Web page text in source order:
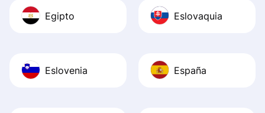
Egipto Eslovaquia
Eslovenia España